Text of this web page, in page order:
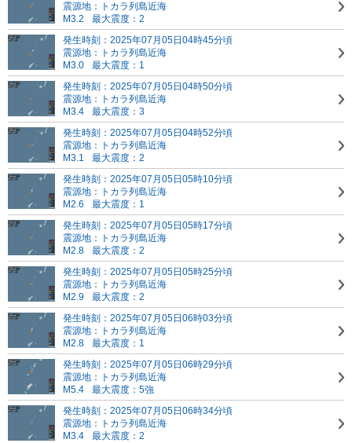
震源地：トカラ列島近海
M3.2
最大震度：2
発生時刻：2025年07月05日04時45分頃
震源地：トカラ列島近海
M3.0
最大震度：1
発生時刻：2025年07月05日04時50分頃
震源地：トカラ列島近海
M3.4
最大震度：3
発生時刻：2025年07月05日04時52分頃
震源地：トカラ列島近海
M3.1
最大震度：2
発生時刻：2025年07月05日05時10分頃
震源地：トカラ列島近海
M2.6
最大震度：1
発生時刻：2025年07月05日05時17分頃
震源地：トカラ列島近海
M2.8
最大震度：2
発生時刻：2025年07月05日05時25分頃
震源地：トカラ列島近海
M2.9
最大震度：2
発生時刻：2025年07月05日06時03分頃
震源地：トカラ列島近海
M2.8
最大震度：1
発生時刻：2025年07月05日06時29分頃
震源地：トカラ列島近海
M5.4
最大震度：5強
発生時刻：2025年07月05日06時34分頃
震源地：トカラ列島近海
M3.4
最大震度：2